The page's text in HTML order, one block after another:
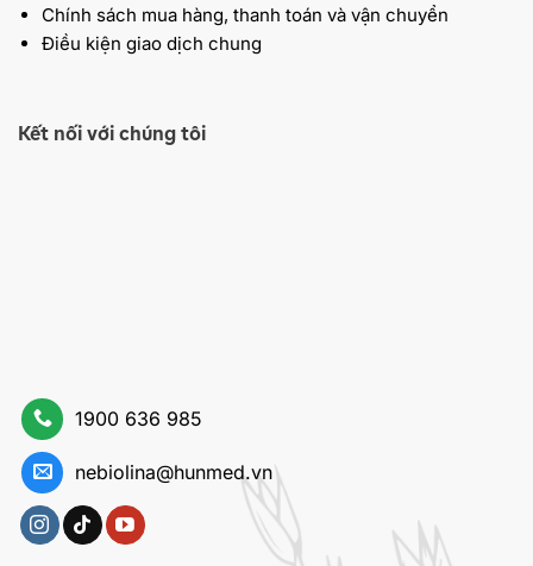
Chính sách mua hàng, thanh toán và vận chuyển
Điều kiện giao dịch chung
Kết nối với chúng tôi
1900 636 985
nebiolina@hunmed.vn